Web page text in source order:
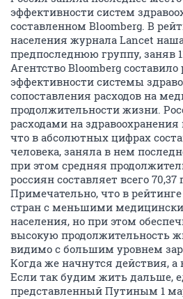
эффективности систем
составленном Bloomberg. В
населения журнала Lancet
предпоследнюю группу, заняв
Агентство Bloomberg составило
эффективности системы
сопоставления расходов на
продолжительности жизни.
расходами на здравоохранения
что в абсолютных цифрах
человека, заняла в нем
при этом средняя
россиян составляет всего 70,37
Примечательно, что в
стран с меньшими
населения, но при этом
высокую продолжительность
видимо с большим уровнем
Когда же начнутся действия, а
Если так будим жить дальше,
представленный Путиным 1